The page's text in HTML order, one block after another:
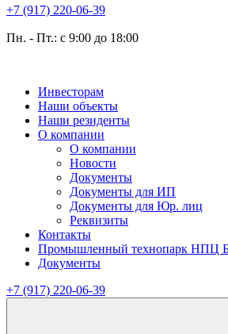
+7 (917) 220-06-39
Пн. - Пт.: с 9:00 до 18:00
Инвесторам
Наши объекты
Наши резиденты
О компании
О компании
Новости
Документы
Документы для ИП
Документы для Юр. лиц
Реквизиты
Контакты
Промышленный технопарк НПЦ
Документы
+7 (917) 220-06-39